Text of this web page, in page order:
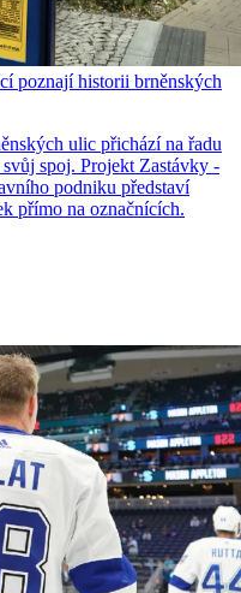
poznají historii brněnských
ulic přichází na řadu
spoj. Projekt Zastávky -
podniku představí
přímo na označnících.